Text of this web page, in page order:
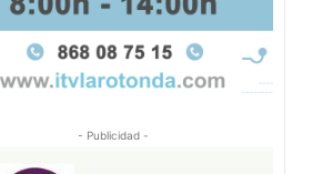
- Publicidad -